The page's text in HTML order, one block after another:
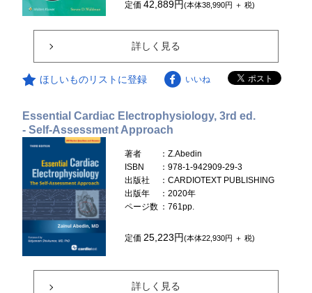
定価42,889円(本体38,990円 ＋ 税)
詳しく見る
ほしいものリストに登録 いいね
Essential Cardiac Electrophysiology, 3rd ed.
- Self-Assessment Approach
著者
：Z.Abedin
ISBN
：978-1-942909-29-3
出版社
：CARDIOTEXT PUBLISHING
出版年
：2020年
ページ数 ：761pp.
定価 25,223円(本体22,930円 ＋ 税)
詳しく見る